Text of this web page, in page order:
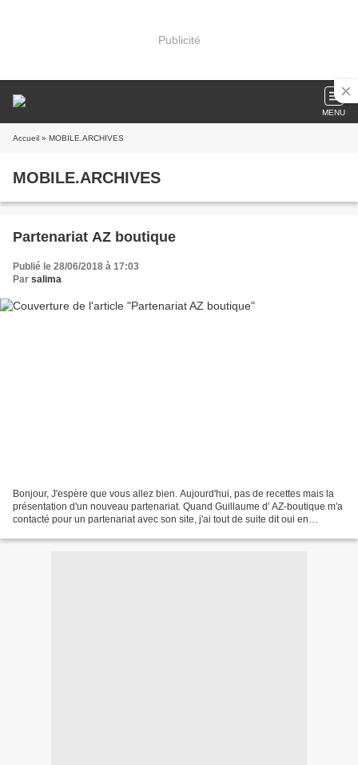
Publicité
MENU
Accueil » MOBILE.ARCHIVES
MOBILE.ARCHIVES
Partenariat AZ boutique
Publié le 28/06/2018 à 17:03
Par salima
Bonjour, J'espère que vous allez bien. Aujourd'hui, pas de recettes mais la
présentation d'un nouveau partenariat. Quand Guillaume d' AZ-boutique m'a
contacté pour un partenariat avec son site, j'ai tout de suite dit oui en